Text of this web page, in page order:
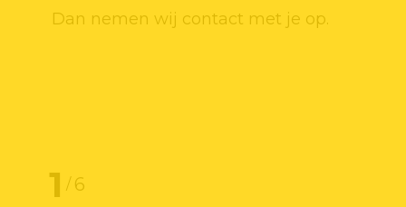
Dan nemen wij contact met je op.
1 / 6